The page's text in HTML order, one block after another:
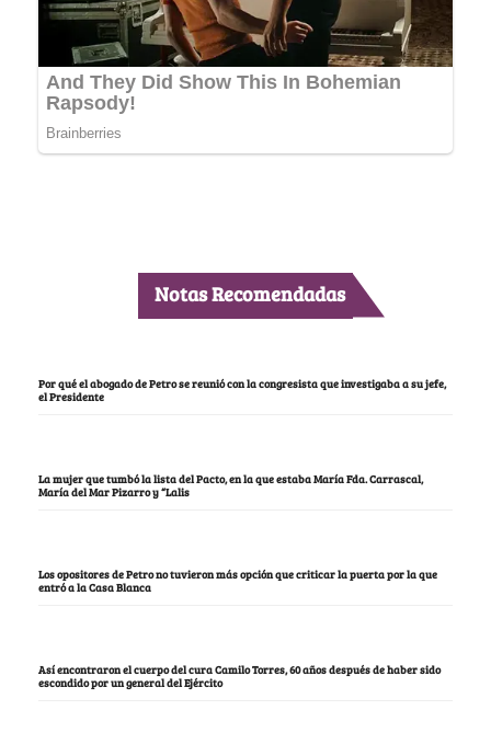
Notas Recomendadas
Por qué el abogado de Petro se reunió con la congresista que investigaba a su jefe,
el Presidente
La mujer que tumbó la lista del Pacto, en la que estaba María Fda. Carrascal,
María del Mar Pizarro y “Lalis
Los opositores de Petro no tuvieron más opción que criticar la puerta por la que
entró a la Casa Blanca
Así encontraron el cuerpo del cura Camilo Torres, 60 años después de haber sido
escondido por un general del Ejército